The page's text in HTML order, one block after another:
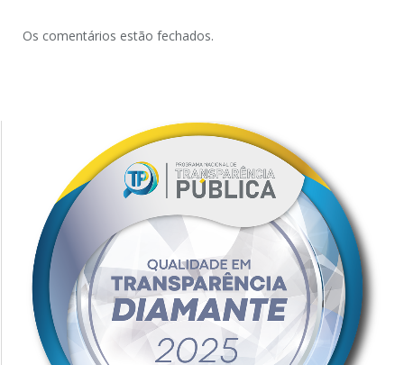
Os comentários estão fechados.